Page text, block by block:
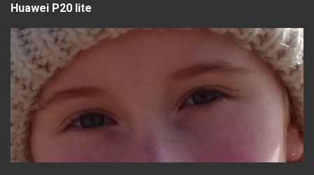
Huawei P20 lite